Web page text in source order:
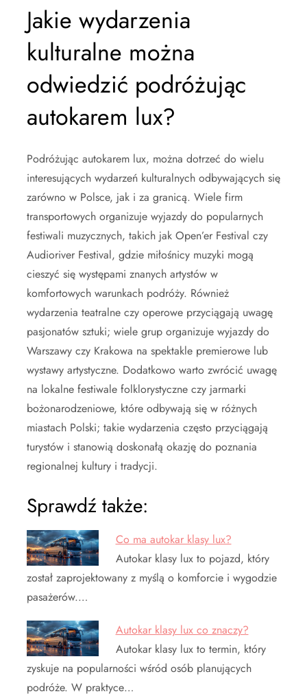
Jakie wydarzenia
kulturalne można
odwiedzić podróżując
autokarem lux?
Podróżując autokarem lux, można dotrzeć do wielu
interesujących wydarzeń kulturalnych odbywających się
zarówno w Polsce, jak i za granicą. Wiele firm
transportowych organizuje wyjazdy do popularnych
festiwali muzycznych, takich jak Open’er Festival czy
Audioriver Festival, gdzie miłośnicy muzyki mogą
cieszyć się występami znanych artystów w
komfortowych warunkach podróży. Również
wydarzenia teatralne czy operowe przyciągają uwagę
pasjonatów sztuki; wiele grup organizuje wyjazdy do
Warszawy czy Krakowa na spektakle premierowe lub
wystawy artystyczne. Dodatkowo warto zwrócić uwagę
na lokalne festiwale folklorystyczne czy jarmarki
bożonarodzeniowe, które odbywają się w różnych
miastach Polski; takie wydarzenia często przyciągają
turystów i stanowią doskonałą okazję do poznania
regionalnej kultury i tradycji.
Sprawdź także:
Co ma autokar klasy lux?
Autokar klasy lux to pojazd, który
został zaprojektowany z myślą o komforcie i wygodzie
pasażerów.…
Autokar klasy lux co znaczy?
Autokar klasy lux to termin, który
zyskuje na popularności wśród osób planujących
podróże. W praktyce…